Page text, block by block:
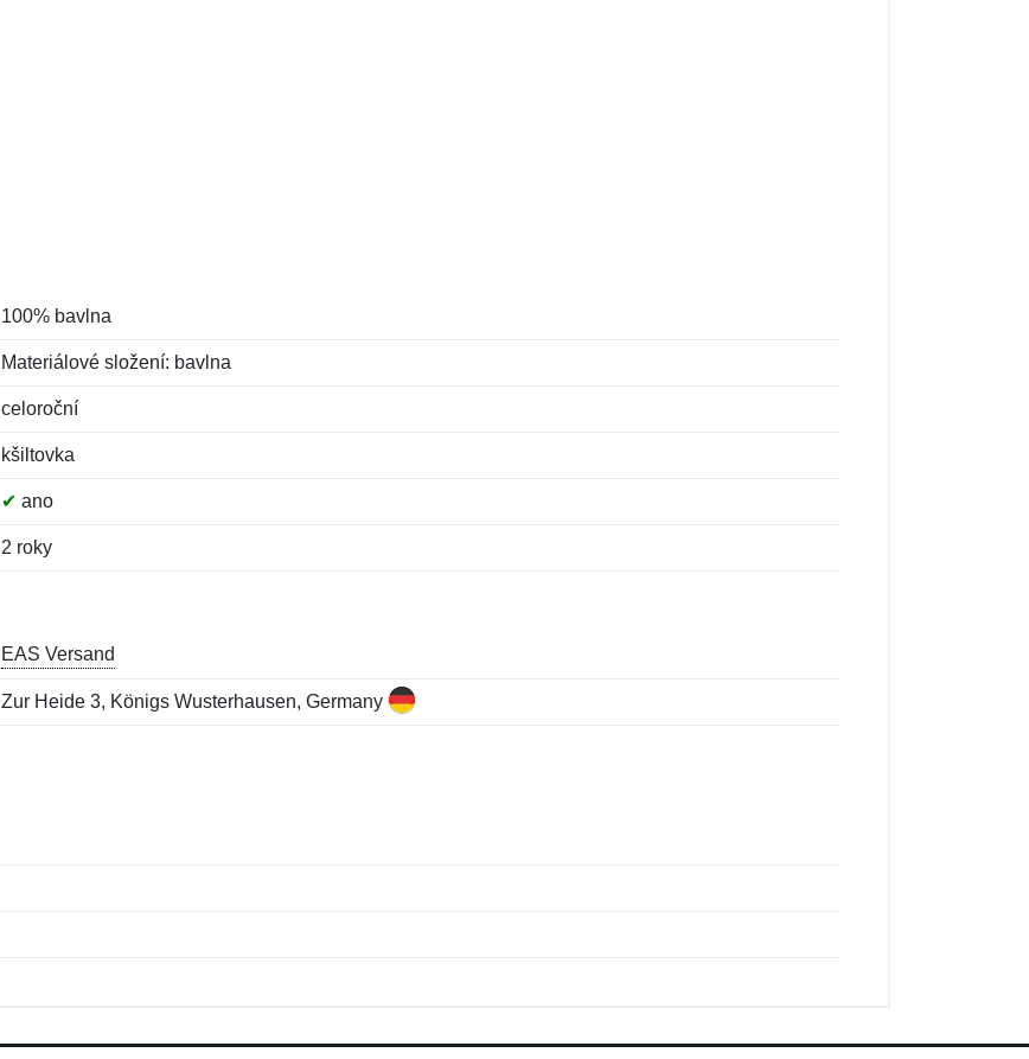
100% bavlna
Materiálové složení: bavlna
celoroční
kšiltovka
✔ ano
2 roky
EAS Versand
Zur Heide 3, Königs Wusterhausen, Germany